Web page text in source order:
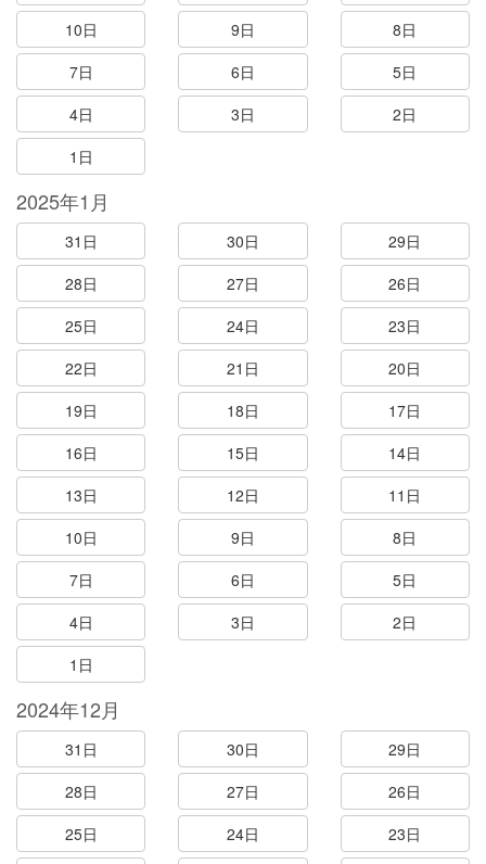
10日
9日
8日
7日
6日
5日
4日
3日
2日
1日
2025年1月
31日 30日
29日
28日
27日
26日
25日
24日
23日
22日
21日
20日
19日
18日
17日
16日
15日
14日
13日
12日
11日
10日
9日
8日
7日
6日
5日
4日
3日
2日
1日
2024年12月
31日 30日
29日
28日
27日
26日
25日
24日
23日